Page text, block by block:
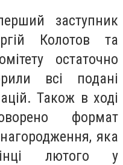
заступник
Колотов та
остаточно
всі подані
Також в ході
формат
яка
лютого у